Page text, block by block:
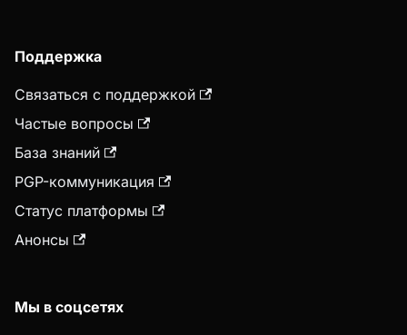
Поддержка
Связаться с поддержкой
Частые вопросы
База знаний
PGP-коммуникация
Статус платформы
Анонсы
Мы в соцсетях